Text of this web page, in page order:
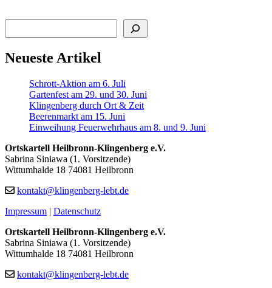
Neueste Artikel
Schrott-Aktion am 6. Juli
Gartenfest am 29. und 30. Juni
Klingenberg durch Ort & Zeit
Beerenmarkt am 15. Juni
Einweihung Feuerwehrhaus am 8. und 9. Juni
Ortskartell Heilbronn-Klingenberg e.V.
Sabrina Siniawa (1. Vorsitzende)
Wittumhalde 18 74081 Heilbronn
kontakt@klingenberg-lebt.de
Impressum | Datenschutz
Ortskartell Heilbronn-Klingenberg e.V.
Sabrina Siniawa (1. Vorsitzende)
Wittumhalde 18 74081 Heilbronn
kontakt@klingenberg-lebt.de